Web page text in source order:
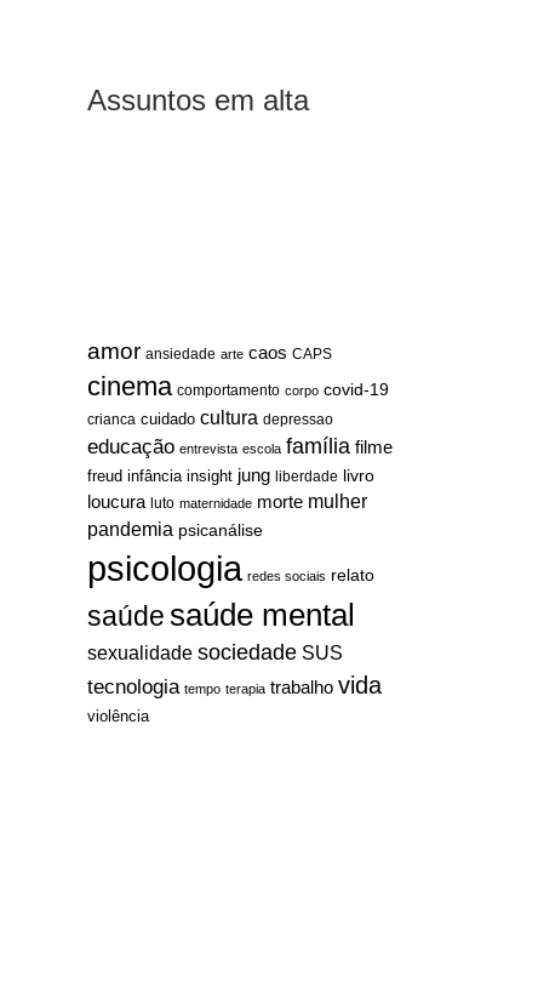
Assuntos em alta
amor ansiedade arte caos CAPS
cinema comportamento corpo covid-19
crianca cuidado cultura depressao
educação entrevista escola família filme
freud infância insight jung liberdade livro
loucura luto maternidade morte mulher
pandemia psicanálise
psicologia redes sociais relato
saúdesaúde mental
sexualidade sociedade SUS
tecnologia tempo terapia trabalho vida
violência